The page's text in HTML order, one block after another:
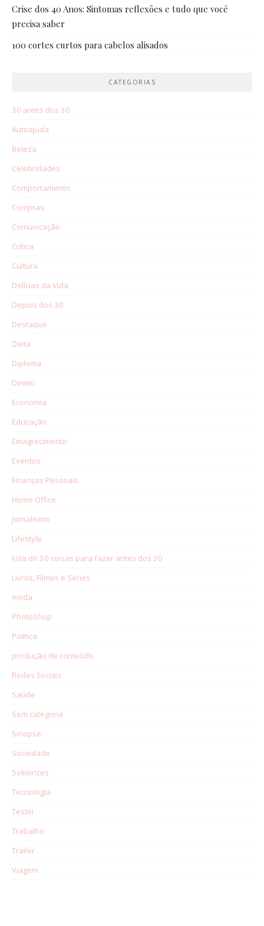
Crise dos 40 Anos: Sintomas reflexões e tudo que você
precisa saber
100 cortes curtos para cabelos alisados
CATEGORIAS
30 antes dos 30
Autoajuda
Beleza
Celebridades
Comportamento
Compras
Comunicação
Crítica
Cultura
Delícias da Vida
Depois dos 30
Destaque
Dieta
Diploma
Direito
Economia
Educação
Emagrecimento
Eventos
Finanças Pessoais
Home Office
Jornalismo
Lifestyle
lista de 30 coisas para fazer antes dos 30
Livros, Filmes e Séries
moda
PhotoShop
Política
produção de conteúdo
Redes Sociais
Saúde
Sem categoria
Sinopse
Sociedade
Solteirices
Tecnologia
Testei
Trabalho
Trailer
Viagem